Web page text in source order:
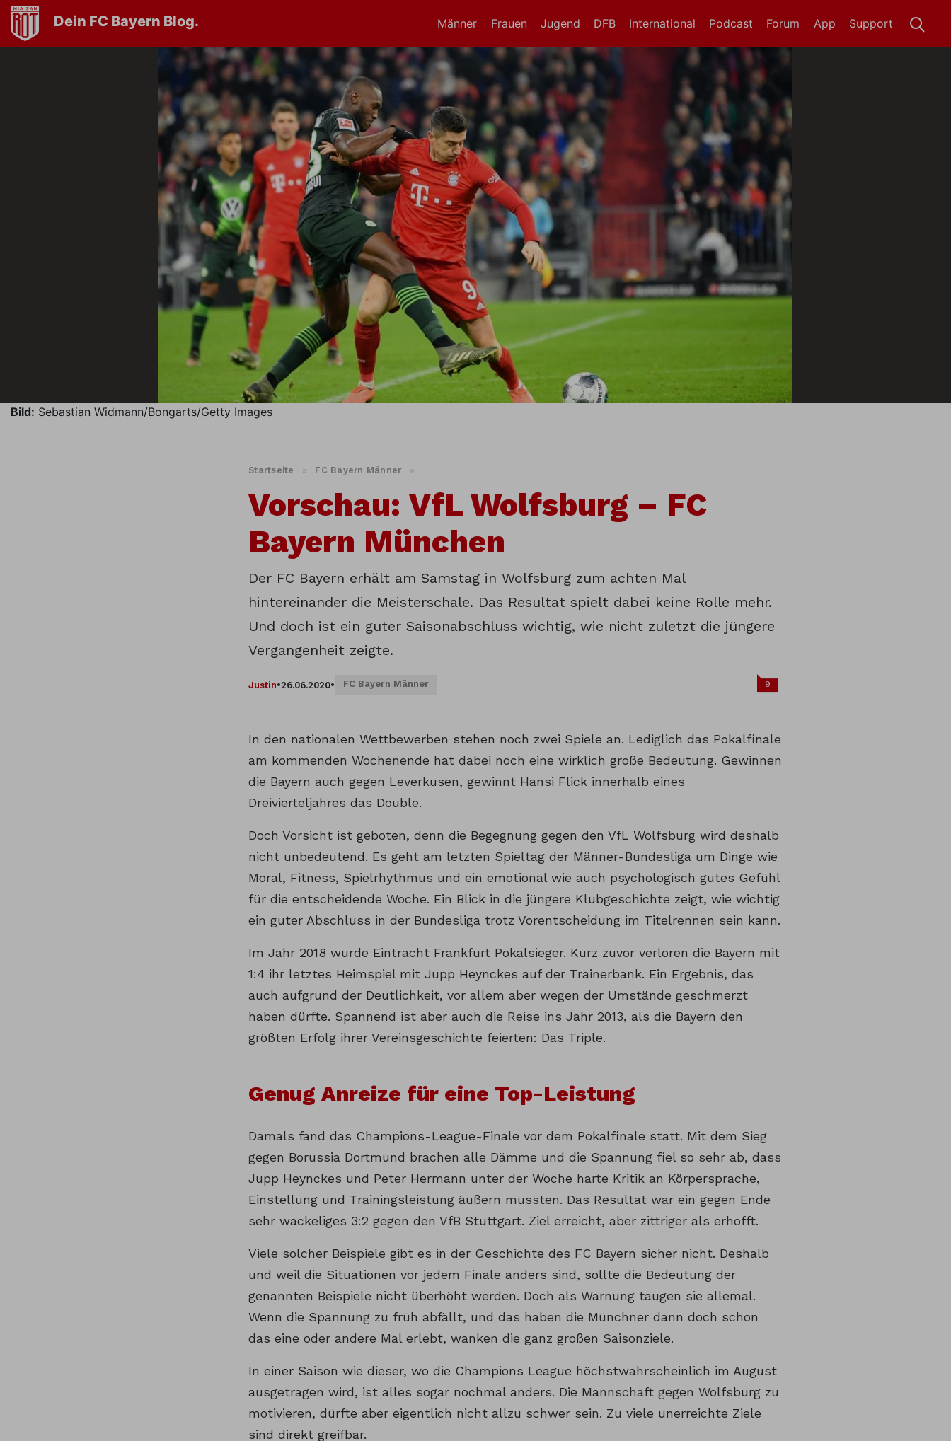
Dein FC Bayern Blog. Männer Frauen Jugend DFB International Support
App
Forum
Podcast
Bild: Sebastian Widmann/Bongarts/Getty Images
Startseite » FC Bayern Männer »
Vorschau: VfL Wolfsburg – FC
Bayern München
Der FC Bayern erhält am Samstag in Wolfsburg zum achten Mal
hintereinander die Meisterschale. Das Resultat spielt dabei keine Rolle mehr.
Und doch ist ein guter Saisonabschluss wichtig, wie nicht zuletzt die jüngere
Vergangenheit zeigte.
Justin•26.06.2020• FC Bayern Männer 9
In den nationalen Wettbewerben stehen noch zwei Spiele an. Lediglich das Pokalfinale
am kommenden Wochenende hat dabei noch eine wirklich große Bedeutung. Gewinnen
die Bayern auch gegen Leverkusen, gewinnt Hansi Flick innerhalb eines
Dreivierteljahres das Double.
Doch Vorsicht ist geboten, denn die Begegnung gegen den VfL Wolfsburg wird deshalb
nicht unbedeutend. Es geht am letzten Spieltag der Männer-Bundesliga um Dinge wie
Moral, Fitness, Spielrhythmus und ein emotional wie auch psychologisch gutes Gefühl
für die entscheidende Woche. Ein Blick in die jüngere Klubgeschichte zeigt, wie wichtig
ein guter Abschluss in der Bundesliga trotz Vorentscheidung im Titelrennen sein kann.
Im Jahr 2018 wurde Eintracht Frankfurt Pokalsieger. Kurz zuvor verloren die Bayern mit
1:4 ihr letztes Heimspiel mit Jupp Heynckes auf der Trainerbank. Ein Ergebnis, das
auch aufgrund der Deutlichkeit, vor allem aber wegen der Umstände geschmerzt
haben dürfte. Spannend ist aber auch die Reise ins Jahr 2013, als die Bayern den
größten Erfolg ihrer Vereinsgeschichte feierten: Das Triple.
Genug Anreize für eine Top-Leistung
Damals fand das Champions-League-Finale vor dem Pokalfinale statt. Mit dem Sieg
gegen Borussia Dortmund brachen alle Dämme und die Spannung fiel so sehr ab, dass
Jupp Heynckes und Peter Hermann unter der Woche harte Kritik an Körpersprache,
Einstellung und Trainingsleistung äußern mussten. Das Resultat war ein gegen Ende
sehr wackeliges 3:2 gegen den VfB Stuttgart. Ziel erreicht, aber zittriger als erhofft.
Viele solcher Beispiele gibt es in der Geschichte des FC Bayern sicher nicht. Deshalb
und weil die Situationen vor jedem Finale anders sind, sollte die Bedeutung der
genannten Beispiele nicht überhöht werden. Doch als Warnung taugen sie allemal.
Wenn die Spannung zu früh abfällt, und das haben die Münchner dann doch schon
das eine oder andere Mal erlebt, wanken die ganz großen Saisonziele.
In einer Saison wie dieser, wo die Champions League höchstwahrscheinlich im August
ausgetragen wird, ist alles sogar nochmal anders. Die Mannschaft gegen Wolfsburg zu
motivieren, dürfte aber eigentlich nicht allzu schwer sein. Zu viele unerreichte Ziele
sind direkt greifbar.